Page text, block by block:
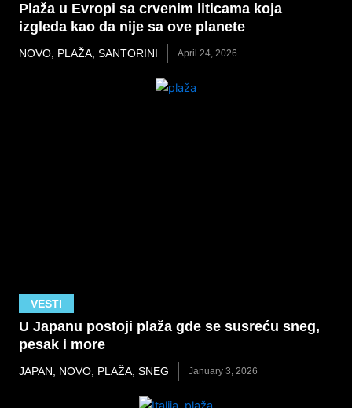
Plaža u Evropi sa crvenim liticama koja
izgleda kao da nije sa ove planete
NOVO PLAŽA SANTORINI April 24, 2026
VESTI
U Japanu postoji plaža gde se susreću sneg,
pesak i more
JAPAN NOVO PLAŽA SNEG January 3, 2026